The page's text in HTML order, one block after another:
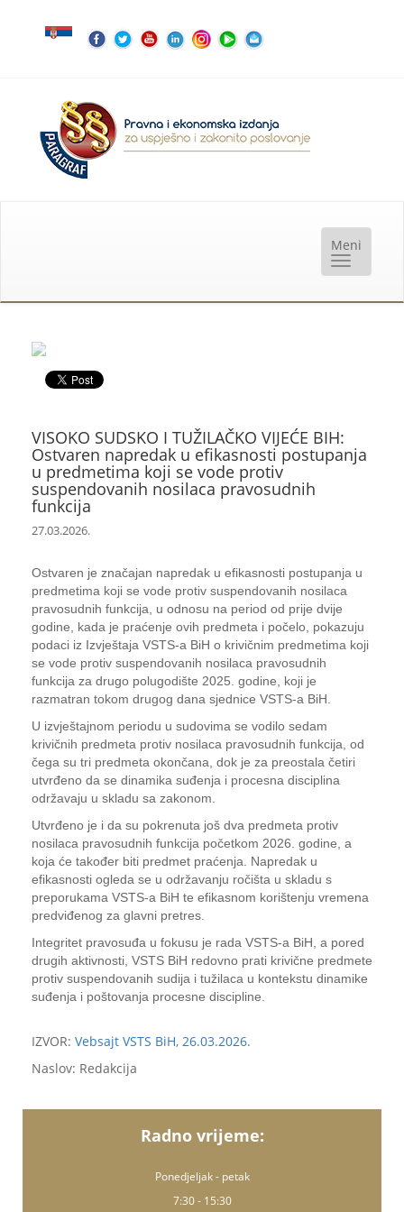
VISOKO SUDSKO I TUŽILAČKO VIJEĆE BIH:
Ostvaren napredak u efikasnosti postupanja
u predmetima koji se vode protiv
suspendovanih nosilaca pravosudnih
funkcija
27.03.2026.
Ostvaren je značajan napredak u efikasnosti postupanja u
predmetima koji se vode protiv suspendovanih nosilaca
pravosudnih funkcija, u odnosu na period od prije dvije
godine, kada je praćenje ovih predmeta i počelo, pokazuju
podaci iz Izvještaja VSTS-a BiH o krivičnim predmetima koji
se vode protiv suspendovanih nosilaca pravosudnih
funkcija za drugo polugodište 2025. godine, koji je
razmatran tokom drugog dana sjednice VSTS-a BiH.
U izvještajnom periodu u sudovima se vodilo sedam
krivičnih predmeta protiv nosilaca pravosudnih funkcija, od
čega su tri predmeta okončana, dok je za preostala četiri
utvrđeno da se dinamika suđenja i procesna disciplina
održavaju u skladu sa zakonom.
Utvrđeno je i da su pokrenuta još dva predmeta protiv
nosilaca pravosudnih funkcija početkom 2026. godine, a
koja će također biti predmet praćenja. Napredak u
efikasnosti ogleda se u održavanju ročišta u skladu s
preporukama VSTS-a BiH te efikasnom korištenju vremena
predviđenog za glavni pretres.
Integritet pravosuđa u fokusu je rada VSTS-a BiH, a pored
drugih aktivnosti, VSTS BiH redovno prati krivične predmete
protiv suspendovanih sudija i tužilaca u kontekstu dinamike
suđenja i poštovanja procesne discipline.
IZVOR: Vebsajt VSTS BiH, 26.03.2026.
Naslov: Redakcija
Radno vrijeme:
Ponedjeljak - petak
7:30 - 15:30